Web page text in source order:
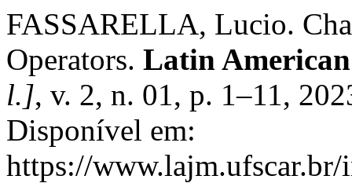
FASSARELLA, Lucio.
Operators. Latin
l.], v. 2, n. 01, p. 1–11,
Disponível em:
https://